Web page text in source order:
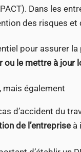
Dans les
des risques
pour assurer
ou le mettre à jour
, mais également
d’accident du
de l’entreprise à